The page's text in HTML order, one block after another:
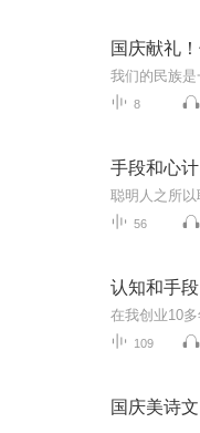
国庆献礼
8
手段和心计
56
认知和手段
109
国庆美诗文